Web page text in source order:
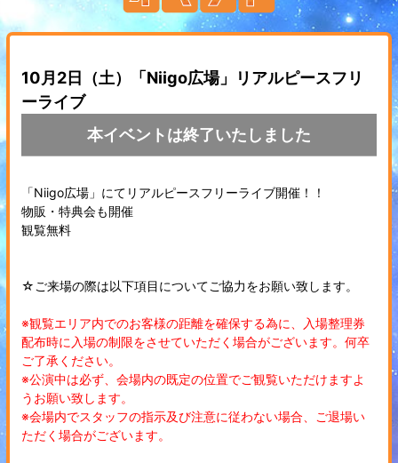
10月2日（土）「Niigo広場」リアルピースフリ
ーライブ
本イベントは終了いたしました
「Niigo広場」にてリアルピースフリーライブ開催！！
物販・特典会も開催
観覧無料
☆ご来場の際は以下項目についてご協力をお願い致します。
※観覧エリア内でのお客様の距離を確保する為に、入場整理券
配布時に入場の制限をさせていただく場合がございます。何卒
ご了承ください。
※公演中は必ず、会場内の既定の位置でご観覧いただけますよ
うお願い致します。
※会場内でスタッフの指示及び注意に従わない場合、ご退場い
ただく場合がございます。